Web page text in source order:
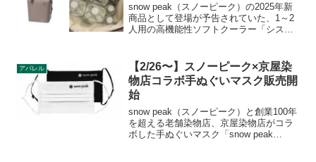
snow peak（スノーピーク）の2025年新
商品として登場が予告されていた、1～2
人用の高機能性ソフトクーラー「システ
日でも氷が残るほどの高い保冷力を誇
る、ソフトタイプのクーラーです。詳細
をレビューします。
アパレル
【2/26〜】スノーピーク×京屋染
物店コラボ手ぬぐいマスク販売開
始
snow peak（スノーピーク）と創業100年
を超える老舗染物店、京屋染物店がコラ
ボした手ぬぐいマスク「snow peak